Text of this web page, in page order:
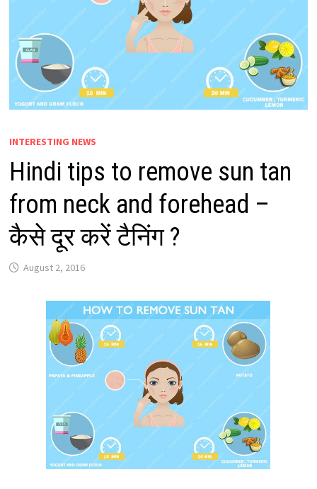
INTERESTING NEWS
Hindi tips to remove sun tan
from neck and forehead –
कैसे दूर करें टैनिंग ?
August 2, 2016